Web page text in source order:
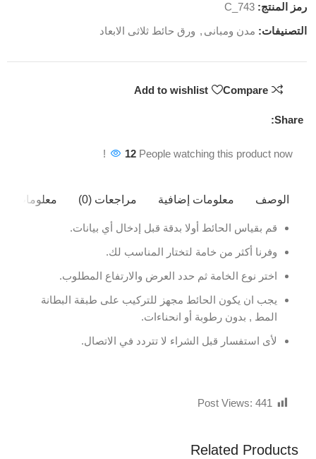
رمز المنتج:C_743
التصنيفات: مدن ومبانى , ورق حائط ثلاثى الابعاد
Compare
Add to wishlist
Share:
12 People watching this product now!
الوصف معلومات إضافية مراجعات (0) معلومات
قم بقياس الحائط أولا بدقة قبل إدخال أي بيانات.
وفرنا أكثر من خامة لتختار المناسب لك.
اختر نوع الخامة ثم حدد العرض والارتفاع المطلوب.
يجب ان يكون الحائط مجهز للتركيب على طبقة البطانة
المط , بدون رطوبة أو انحناءات.
لأى استفسار قبل الشراء لا تتردد في الاتصال.
Post Views: 441
Related Products